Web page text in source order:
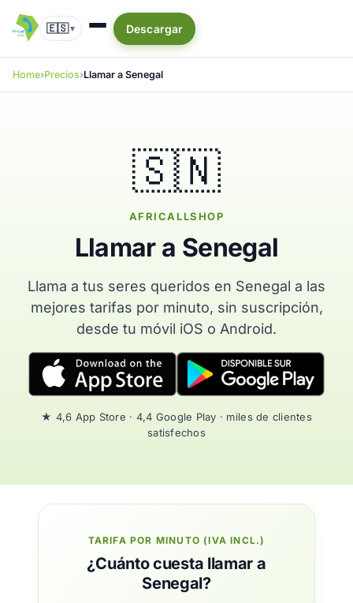
🇪🇸▾ Descargar
Home Precios Llamar a Senegal
🇸🇳
AFRICALLSHOP
Llamar a Senegal
Llama a tus seres queridos en Senegal a las
mejores tarifas por minuto, sin suscripción,
desde tu móvil iOS o Android.
★ 4,6 App Store · 4,4 Google Play · miles de clientes
satisfechos
TARIFA POR MINUTO (IVA INCL.)
¿Cuánto cuesta llamar a
Senegal?